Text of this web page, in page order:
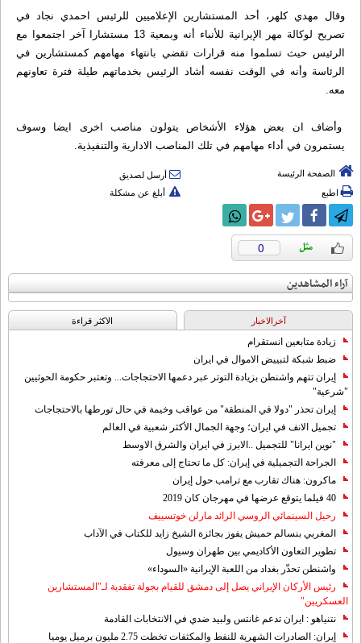
وقال مهدي كلهر، أحد المستشارين الإعلاميين للرئيس احمدي نجاد في
تصريح لوكالة مهر الإيرانية للأنباء أنه وبمعية 13 مستشارا آخر اجتمعوا مع
الرئيس حيث تسلموا منه قرارات تقضي بانتهاء مهامهم كمستشارين في
الرئاسة وأنه في الوقت نفسه أشاد الرئيس بخدماتهم طيلة فترة تعاونهم
معه.
وأضاف ان بعض هؤلاء الأشخاص يتولون مناصب اخرى ايضا وسوف
يستمرون في أداء مهامهم في تلك المناصب الادارية والتنفيذية.
الصفحة الرئيسة
أرسل لصديق
اطبع
أبلغ عن مشكلة
0
آراء المشاهدين
آخرالاخبار الاکثر قراءة
زيادة متابعين انستقرام
ضبط شبكة لتبييض الاموال في ايران
إيران تتهم واشنطن بزيادة التوتر عبر دعمها الاحتجاجات... وتعتبر حكومة الحوثيين
"شرعية"
إيران تحذر "دولا في المنطقة" من عواقب وخيمة في حال تورطها بالاحتجاجات
تجميل الانف في ايران؛ وجهة الجمال الأكثر شعبية في العالم
"نوين ايرانا" للتجميل ..الابرز في ايران والشرق الاوسط
الجراحة التجميلية في إيران: كل ما تحتاج إلى معرفته
ماكرون: هناك تقارب مع ترامب حول إيران
40 فيلما يتوقع عرضها في مهرجان كان 2019
رحيل السينمائي الروسي الرائد مارلن خوتسييف
المغربي بنسالم حميش يفوز بجائزة الشيخ زايد للكتاب في الآداب
تطوير التعاون الأكاديمي بين طهران وسيول
واشنطن تحذّر بغداد من اللعبة الإيرانية «السوداء»
رئيس الأركان الإيراني يصل إلى دمشق للقيام بجولة تفقدية لـ"المستشارين
العسكريين"
نتنياهو : ايران تدعم غانتس ولبيد ضدي في الانتخابات القادمة
إيران: الصادرات الشهریة للنفط والمكثفات تخطت 2.75 مليون برميل يوميا